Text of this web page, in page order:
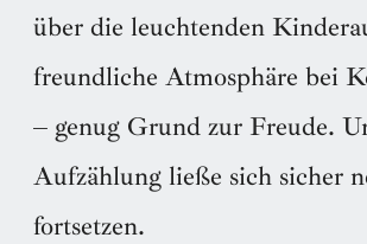
über die leuchtenden
freundliche Atmosphäre bei
– genug Grund zur Freude.
Aufzählung ließe sich sicher
fortsetzen.